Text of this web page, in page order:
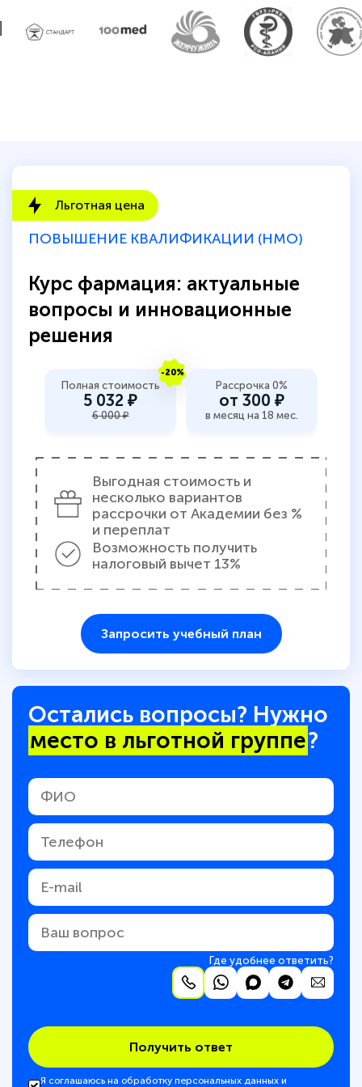
Льготная цена
ПОВЫШЕНИЕ КВАЛИФИКАЦИИ (НМО)
Курс фармация: актуальные
вопросы и инновационные
решения
-20%
Полная стоимость
5 032 ₽
6 000 ₽
Рассрочка 0%
от 300 ₽
в месяц на 18 мес.
Выгодная стоимость и
несколько вариантов
рассрочки от Академии без %
и переплат
Возможность получить
налоговый вычет 13%
Запросить учебный план
Остались вопросы? Нужно
место в льготной группе?
Где удобнее ответить?
Получить ответ
Я соглашаюсь на обработку персональных данных и